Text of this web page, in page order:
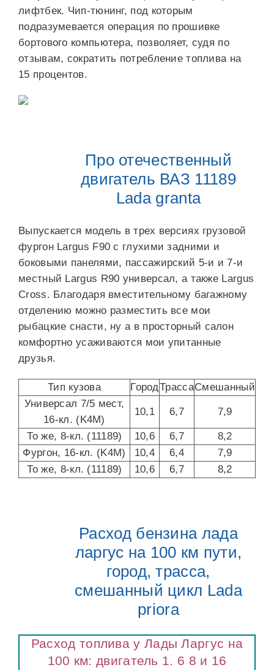
лифтбек. Чип-тюнинг, под которым
подразумевается операция по прошивке
бортового компьютера, позволяет, судя по
отзывам, сократить потребление топлива на
15 процентов.
Про отечественный
двигатель ВАЗ 11189
Lada granta
Выпускается модель в трех версиях грузовой
фургон Largus F90 с глухими задними и
боковыми панелями, пассажирский 5-и и 7-и
местный Largus R90 универсал, а также Largus
Cross. Благодаря вместительному багажному
отделению можно разместить все мои
рыбацкие снасти, ну а в просторный салон
комфортно усаживаются мои упитанные
друзья.
Тип кузова ГородТрассаСмешанный
Универсал 7/5 мест,
16-кл. (K4M)
10,1 6,7 7,9
То же, 8-кл. (11189) 10,6 6,7
8,2
Фургон, 16-кл. (K4M)
10,4 6,4
7,9
То же, 8-кл. (11189)
10,6 6,7 8,2
Расход бензина лада
ларгус на 100 км пути,
город, трасса,
смешанный цикл Lada
priora
Расход топлива у Лады Ларгус на
100 км: двигатель 1. 6 8 и 16